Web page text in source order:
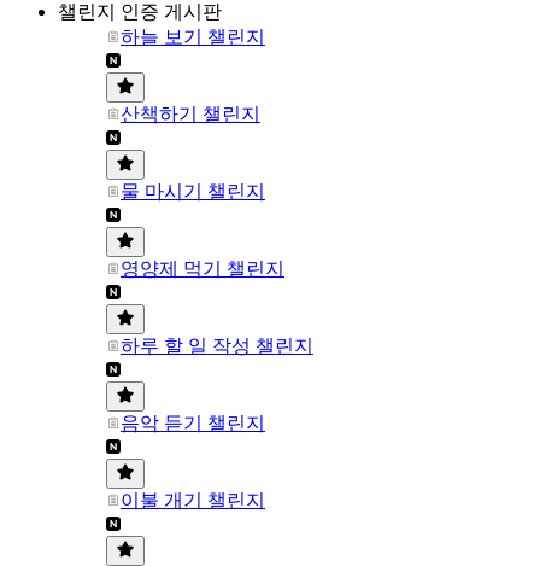
챌린지 인증 게시판
하늘 보기 챌린지
산책하기 챌린지
물 마시기 챌린지
영양제 먹기 챌린지
하루 할 일 작성 챌린지
음악 듣기 챌린지
이불 개기 챌린지